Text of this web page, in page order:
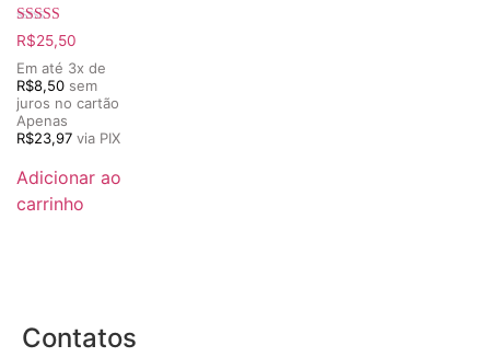
Avaliação
5.00
de 5
R$25,50
Em até 3x de
R$8,50 sem
juros no cartão
Apenas
R$23,97 via PIX
Adicionar ao
carrinho
Contatos